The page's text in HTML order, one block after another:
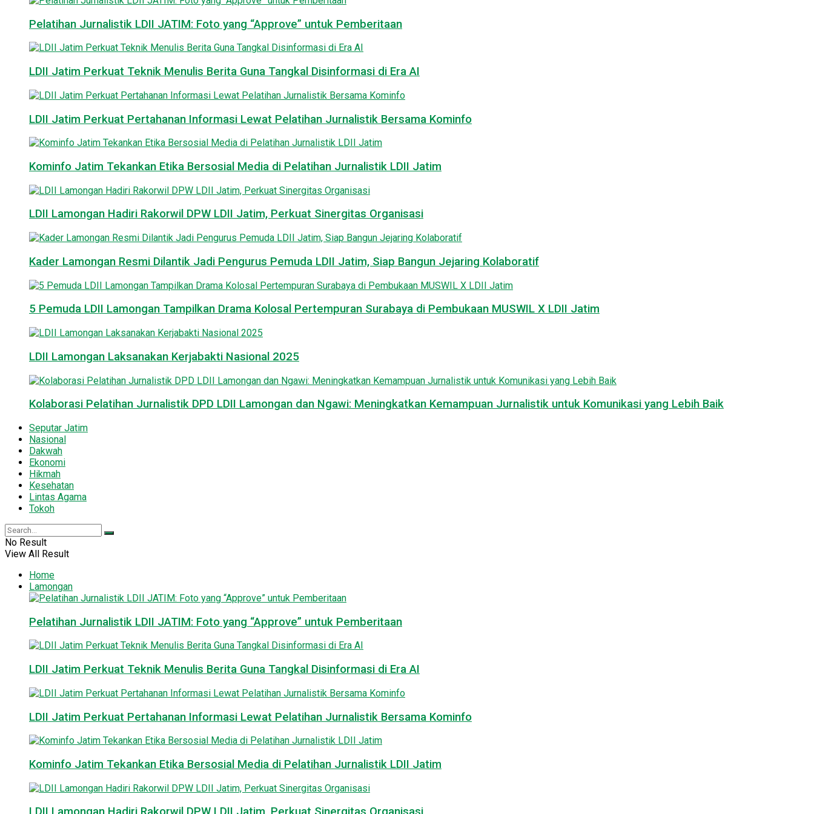
Pelatihan Jurnalistik LDII JATIM: Foto yang “Approve” untuk Pemberitaan
LDII Jatim Perkuat Teknik Menulis Berita Guna Tangkal Disinformasi di Era AI
LDII Jatim Perkuat Pertahanan Informasi Lewat Pelatihan Jurnalistik Bersama Kominfo
Kominfo Jatim Tekankan Etika Bersosial Media di Pelatihan Jurnalistik LDII Jatim
LDII Lamongan Hadiri Rakorwil DPW LDII Jatim, Perkuat Sinergitas Organisasi
Kader Lamongan Resmi Dilantik Jadi Pengurus Pemuda LDII Jatim, Siap Bangun Jejaring Kolaboratif
5 Pemuda LDII Lamongan Tampilkan Drama Kolosal Pertempuran Surabaya di Pembukaan MUSWIL X LDII Jatim
LDII Lamongan Laksanakan Kerjabakti Nasional 2025
Kolaborasi Pelatihan Jurnalistik DPD LDII Lamongan dan Ngawi: Meningkatkan Kemampuan Jurnalistik untuk Komunikasi yang Lebih Baik
Seputar Jatim
Nasional
Dakwah
Ekonomi
Hikmah
Kesehatan
Lintas Agama
Tokoh
No Result
View All Result
Home
Lamongan
Pelatihan Jurnalistik LDII JATIM: Foto yang “Approve” untuk Pemberitaan
LDII Jatim Perkuat Teknik Menulis Berita Guna Tangkal Disinformasi di Era AI
LDII Jatim Perkuat Pertahanan Informasi Lewat Pelatihan Jurnalistik Bersama Kominfo
Kominfo Jatim Tekankan Etika Bersosial Media di Pelatihan Jurnalistik LDII Jatim